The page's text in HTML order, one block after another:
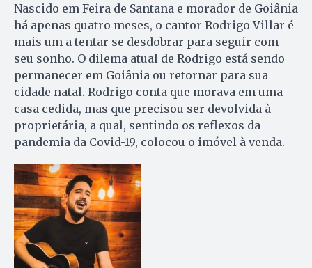
Nascido em Feira de Santana e morador de Goiânia
há apenas quatro meses, o cantor Rodrigo Villar é
mais um a tentar se desdobrar para seguir com
seu sonho. O dilema atual de Rodrigo está sendo
permanecer em Goiânia ou retornar para sua
cidade natal. Rodrigo conta que morava em uma
casa cedida, mas que precisou ser devolvida à
proprietária, a qual, sentindo os reflexos da
pandemia da Covid-19, colocou o imóvel à venda.